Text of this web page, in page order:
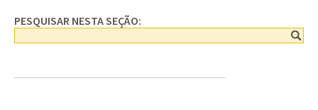
PESQUISAR NESTA SEÇÃO: